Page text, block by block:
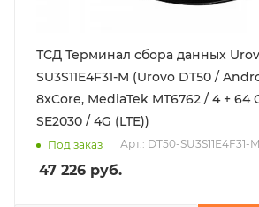
ТСД Терминал сбора данных
SU3S11E4F31-M (Urovo DT50 /
8xCore, MediaTek MT6762 / 4 + 64
SE2030 / 4G (LTE))
Под заказ Арт.: DT50-SU3S11E4F31-M
47 226 руб.